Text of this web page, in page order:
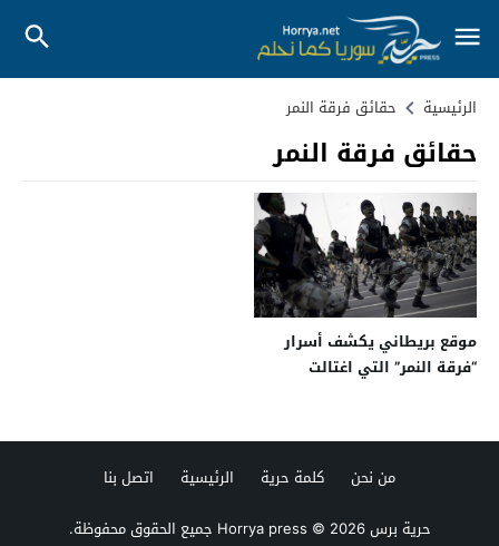
الرئيسية حقائق فرقة النمر
حقائق فرقة النمر
موقع بريطاني يكشف أسرار
“فرقة النمر” التي اغتالت
من نحن كلمة حرية الرئيسية
اتصل بنا
حرية برس Horrya press© 2026 جميع الحقوق محفوظة.